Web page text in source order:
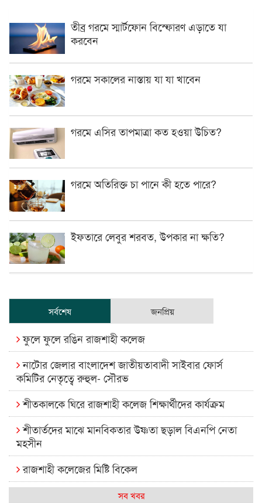
তীব্র গরমে স্মার্টফোন বিস্ফোরণ এড়াতে যা
করবেন
গরমে সকালের নাস্তায় যা যা খাবেন
গরমে এসির তাপমাত্রা কত হওয়া উচিত?
গরমে অতিরিক্ত চা পানে কী হতে পারে?
ইফতারে লেবুর শরবত, উপকার না ক্ষতি?
সর্বশেষ জনপ্রিয়
ফুলে ফুলে রঙিন রাজশাহী কলেজ
নাটোর জেলার বাংলাদেশ জাতীয়তাবাদী সাইবার ফোর্স
কমিটির নেতৃত্বে রুহুল- সৌরভ
শীতকালকে ঘিরে রাজশাহী কলেজ শিক্ষার্থীদের কার্যক্রম
শীতার্তদের মাঝে মানবিকতার উষ্ণতা ছড়াল বিএনপি নেতা
মহসীন
রাজশাহী কলেজের মিষ্টি বিকেল
কেমন আছে আমাদের দেশের মধ্যবিত্তরা
সব খবর